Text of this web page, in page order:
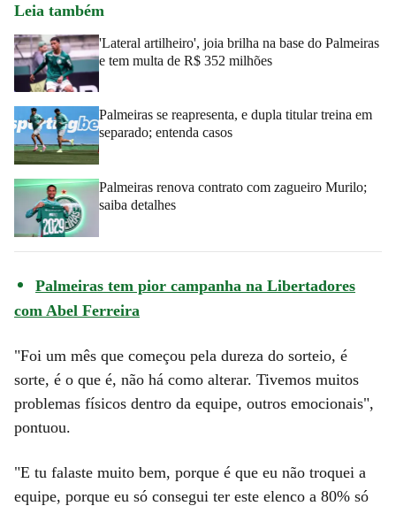
Leia também
'Lateral artilheiro', joia brilha na base do Palmeiras
e tem multa de R$ 352 milhões
Palmeiras se reapresenta, e dupla titular treina em
separado; entenda casos
Palmeiras renova contrato com zagueiro Murilo;
saiba detalhes
Palmeiras tem pior campanha na Libertadores
com Abel Ferreira
"Foi um mês que começou pela dureza do sorteio, é
sorte, é o que é, não há como alterar. Tivemos muitos
problemas físicos dentro da equipe, outros emocionais",
pontuou.
"E tu falaste muito bem, porque é que eu não troquei a
equipe, porque eu só consegui ter este elenco a 80% só